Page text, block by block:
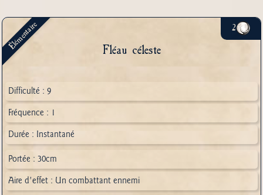
Fléau céleste
Difficulté : 9
Fréquence : 1
Durée : Instantané
Portée : 30cm
Aire d'effet : Un combattant ennemi
Élémentaire 2